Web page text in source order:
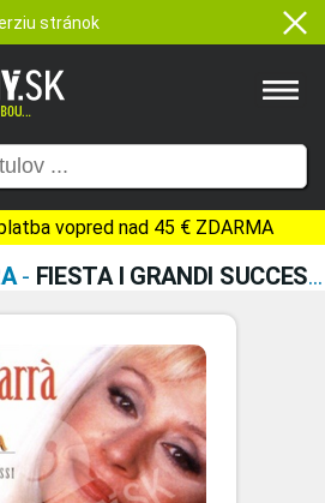
stránok
vopred nad 45 € ZDARMA
- FIESTA I GRANDI SUCCESSI